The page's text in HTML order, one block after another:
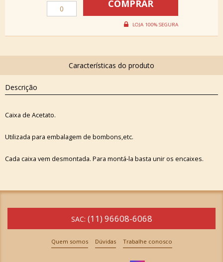
Descrição
Caixa de Acetato.
Utilizada para embalagem de bombons,etc.
Cada caixa vem desmontada. Para montá-la basta unir os encaixes.
SAC: (11) 96608-6068
Quem somos Dúvidas Trabalhe conosco